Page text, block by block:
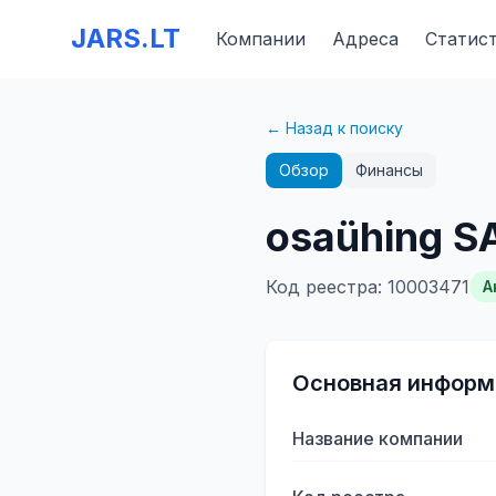
JARS.LT Компании Адреса
← Назад к поиску
Обзор Финансы
osaühing
Код реестра: 10003471
Основная
Название компании